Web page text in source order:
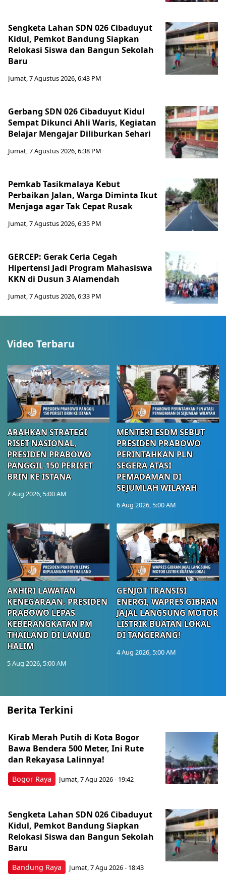
Sengketa Lahan SDN 026 Cibaduyut
Kidul, Pemkot Bandung Siapkan
Relokasi Siswa dan Bangun Sekolah
Baru
Jumat, 7 Agustus 2026, 6:43 PM
Gerbang SDN 026 Cibaduyut Kidul
Sempat Dikunci Ahli Waris, Kegiatan
Belajar Mengajar Diliburkan Sehari
Jumat, 7 Agustus 2026, 6:38 PM
Pemkab Tasikmalaya Kebut
Perbaikan Jalan, Warga Diminta Ikut
Menjaga agar Tak Cepat Rusak
Jumat, 7 Agustus 2026, 6:35 PM
GERCEP: Gerak Ceria Cegah
Hipertensi Jadi Program Mahasiswa
KKN di Dusun 3 Alamendah
Jumat, 7 Agustus 2026, 6:33 PM
Video Terbaru
ARAHKAN STRATEGI
RISET NASIONAL,
PRESIDEN PRABOWO
PANGGIL 150 PERISET
BRIN KE ISTANA
7 Aug 2026, 5:00 AM
MENTERI ESDM SEBUT
PRESIDEN PRABOWO
PERINTAHKAN PLN
SEGERA ATASI
PEMADAMAN DI
SEJUMLAH WILAYAH
6 Aug 2026, 5:00 AM
AKHIRI LAWATAN
KENEGARAAN, PRESIDEN
PRABOWO LEPAS
KEBERANGKATAN PM
THAILAND DI LANUD
HALIM
5 Aug 2026, 5:00 AM
GENJOT TRANSISI
ENERGI, WAPRES GIBRAN
JAJAL LANGSUNG MOTOR
LISTRIK BUATAN LOKAL
DI TANGERANG!
4 Aug 2026, 5:00 AM
Berita Terkini
Bogor Raya
Kirab Merah Putih di Kota Bogor
Bawa Bendera 500 Meter, Ini Rute
dan Rekayasa Lalinnya!
Jumat, 7 Agu 2026 - 19:42
Bandung Raya
Sengketa Lahan SDN 026 Cibaduyut
Kidul, Pemkot Bandung Siapkan
Relokasi Siswa dan Bangun Sekolah
Baru
Jumat, 7 Agu 2026 - 18:43